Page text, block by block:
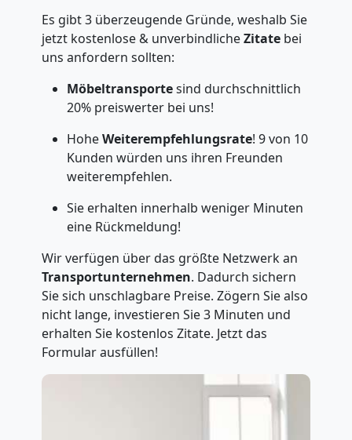
Es gibt 3 überzeugende Gründe, weshalb Sie
jetzt kostenlose & unverbindlicheZitate bei
uns anfordern sollten:
Möbeltransportesind durchschnittlich
20% preiswerter bei uns!
HoheWeiterempfehlungsrate! 9 von 10
Kunden würden uns ihren Freunden
weiterempfehlen.
Sie erhalten innerhalb weniger Minuten
eine Rückmeldung!
Wir verfügen über das größte Netzwerk an
Transportunternehmen. Dadurch sichern
Sie sich unschlagbare Preise. Zögern Sie also
nicht lange, investieren Sie 3 Minuten und
erhalten Sie kostenlos Zitate. Jetzt das
Formular ausfüllen!